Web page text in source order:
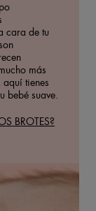
cara de tu
más
tienes
bebé suave.
BROTES?